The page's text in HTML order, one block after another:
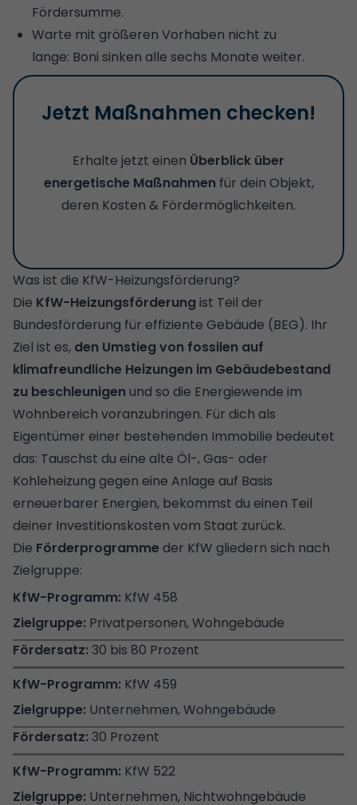
Fördersumme.
Warte mit größeren Vorhaben nicht zu
lange: Boni sinken alle sechs Monate weiter.
Jetzt Maßnahmen checken!
Erhalte jetzt einen Überblick über
energetische Maßnahmen für dein Objekt,
deren Kosten & Fördermöglichkeiten.
Was ist die KfW-Heizungsförderung?
Die KfW-Heizungsförderung ist Teil der
Bundesförderung für effiziente Gebäude (BEG). Ihr
Ziel ist es, den Umstieg von fossilen auf
klimafreundliche Heizungen im Gebäudebestand
zu beschleunigen und so die Energiewende im
Wohnbereich voranzubringen. Für dich als
Eigentümer einer bestehenden Immobilie bedeutet
das: Tauschst du eine alte Öl-, Gas- oder
Kohleheizung gegen eine Anlage auf Basis
erneuerbarer Energien, bekommst du einen Teil
deiner Investitionskosten vom Staat zurück.
Die Förderprogramme der KfW gliedern sich nach
Zielgruppe:
KfW 458
Privatpersonen, Wohngebäude
30 bis 80 Prozent
KfW 459
Unternehmen, Wohngebäude
30 Prozent
KfW 522
Unternehmen, Nichtwohngebäude